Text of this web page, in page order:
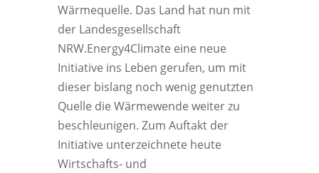
Wärmequelle. Das Land hat nun mit
der Landesgesellschaft
NRW.Energy4Climate eine neue
Initiative ins Leben gerufen, um mit
dieser bislang noch wenig genutzten
Quelle die Wärmewende weiter zu
beschleunigen. Zum Auftakt der
Initiative unterzeichnete heute
Wirtschafts- und